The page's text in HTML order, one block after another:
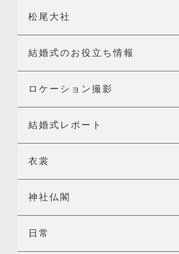
松尾大社
結婚式のお役立ち情報
ロケーション撮影
結婚式レポート
衣裳
神社仏閣
日常